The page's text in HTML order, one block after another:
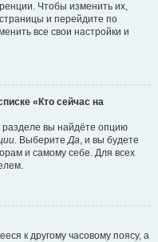
Чтобы изменить их,
и перейдите по
все свои настройки и
«Кто сейчас на
разделе вы найдёте опцию
. ВыберитеДа, и вы будете
и самому себе. Для всех
к другому часовому поясу, а